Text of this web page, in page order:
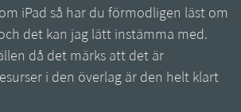
iPad så har du förmodligen läst om
det kan jag lätt instämma med.
då det märks att det är
i den överlag är den helt klart